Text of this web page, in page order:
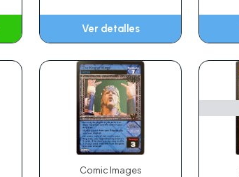
Ver detalles
Comic Images